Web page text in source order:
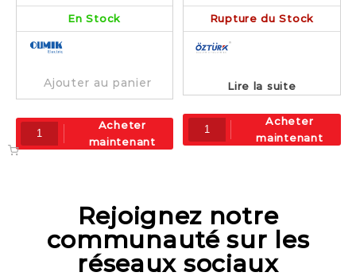
En Stock
Ajouter au panier
Acheter
maintenant
Rupture du Stock
Lire la suite
Acheter
maintenant
Rejoignez notre
communauté sur les
réseaux sociaux